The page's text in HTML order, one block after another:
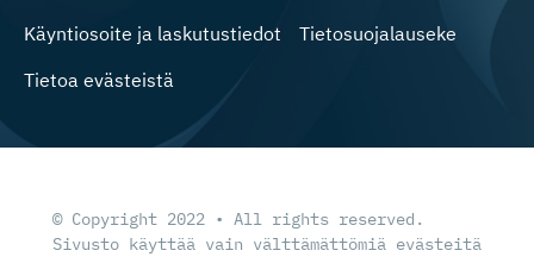
Käyntiosoite ja laskutustiedot
Tietosuojalauseke
Tietoa evästeistä
© Copyright 2022 • All rights reserved.
Sivusto käyttää vain välttämättömiä evästeitä